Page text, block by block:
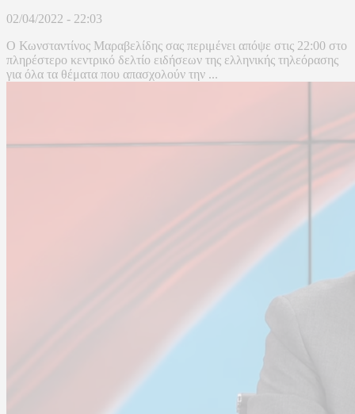
02/04/2022 - 22:03
Ο Κωνσταντίνος Μαραβελίδης σας περιμένει απόψε στις 22:00 στο
πληρέστερο κεντρικό δελτίο ειδήσεων της ελληνικής τηλεόρασης
για όλα τα θέματα που απασχολούν την ...